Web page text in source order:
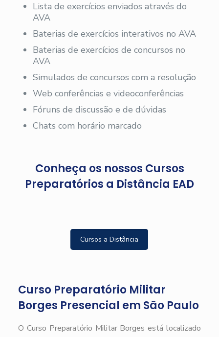
Lista de exercícios enviados através do
AVA
Baterias de exercícios interativos no AVA
Baterias de exercícios de concursos no
AVA
Simulados de concursos com a resolução
Web conferências e videoconferências
Fóruns de discussão e de dúvidas
Chats com horário marcado
Conheça os nossos Cursos
Preparatórios a Distância EAD
Cursos a Distância
Curso Preparatório Militar
Borges Presencial em São Paulo
O Curso Preparatório Militar Borges está localizado